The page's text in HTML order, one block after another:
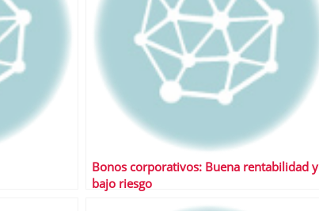
Bonos corporativos: Buena rentabilidad y
bajo riesgo